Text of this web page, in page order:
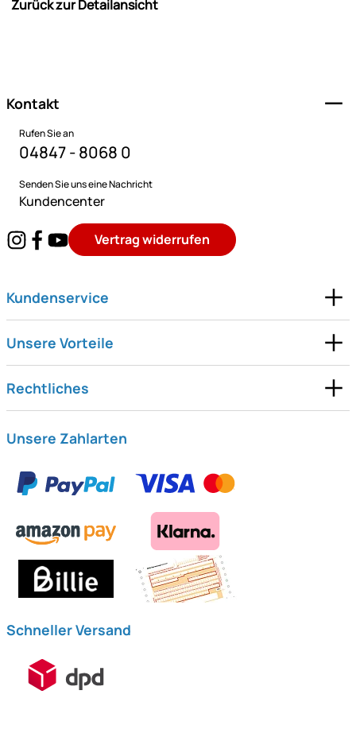
Zurück zur Detailansicht
Kontakt
Rufen Sie an
04847 - 8068 0
Senden Sie uns eine Nachricht
Kundencenter
Vertrag widerrufen
Kundenservice
Unsere Vorteile
Rechtliches
Unsere Zahlarten
Schneller Versand